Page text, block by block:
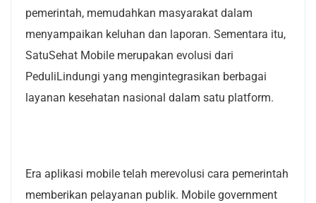
pemerintah, memudahkan masyarakat dalam
menyampaikan keluhan dan laporan. Sementara itu,
SatuSehat Mobile merupakan evolusi dari
PeduliLindungi yang mengintegrasikan berbagai
layanan kesehatan nasional dalam satu platform.
Era aplikasi mobile telah merevolusi cara pemerintah
memberikan pelayanan publik. Mobile government